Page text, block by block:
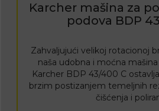
Karcher mašina za
podova BDP
Zahvaljujući velikoj rotacionoj
naša udobna i moćna
Karcher BDP 43/400 C
brzim postizanjem temeljnih
čišćenja i